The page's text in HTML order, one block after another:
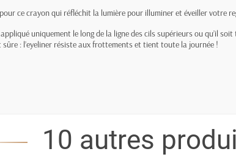
ce crayon qui réfléchit la lumière pour illuminer et éveiller votre
uniquement le long de la ligne des cils supérieurs ou qu’il
sûre : l’eyeliner résiste aux frottements et tient toute la journée !
10 autres